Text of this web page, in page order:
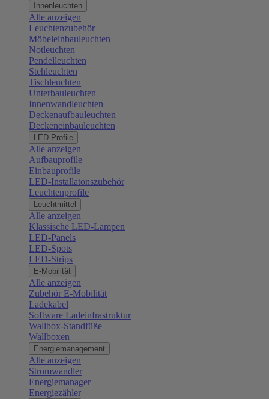
Innenleuchten
Alle anzeigen
Leuchtenzubehör
Möbeleinbauleuchten
Notleuchten
Pendelleuchten
Stehleuchten
Tischleuchten
Unterbauleuchten
Innenwandleuchten
Deckenaufbauleuchten
Deckeneinbauleuchten
LED-Profile
Alle anzeigen
Aufbauprofile
Einbauprofile
LED-Installatonszubehör
Leuchtenprofile
Leuchtmittel
Alle anzeigen
Klassische LED-Lampen
LED-Panels
LED-Spots
LED-Strips
E-Mobilität
Alle anzeigen
Zubehör E-Mobilität
Ladekabel
Software Ladeinfrastruktur
Wallbox-Standfüße
Wallboxen
Energiemanagement
Alle anzeigen
Stromwandler
Energiemanager
Energiezähler